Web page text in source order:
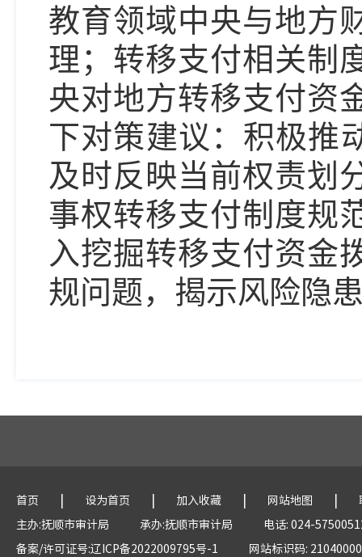
教育领域中央与地方
理；转移支付相关制
央对地方转移支付资
下对策建议：积极推
及时反映当前权责划
事权转移支付制度规
入挖掘转移支付资金
规问题，揭示风险隐
首页 | 设为首页 | 加入收藏 | 网站地图 |
主办:抚顺市审计局
承办:抚顺市审计局
电话: 024-
备案/许可证号:辽ICP备2022009795号-1
网站标识码: